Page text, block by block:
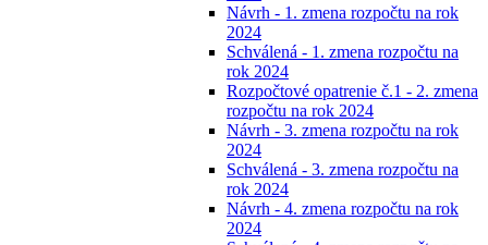
Návrh - 1. zmena rozpočtu na rok
2024
Schválená - 1. zmena rozpočtu na
rok 2024
Rozpočtové opatrenie č.1 - 2. zmena
rozpočtu na rok 2024
Návrh - 3. zmena rozpočtu na rok
2024
Schválená - 3. zmena rozpočtu na
rok 2024
Návrh - 4. zmena rozpočtu na rok
2024